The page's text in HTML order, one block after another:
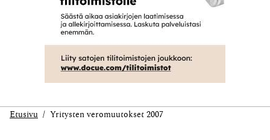
Etusivu Yritysten veromuutokset 2007